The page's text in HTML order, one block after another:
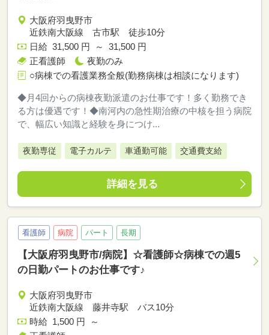
大阪府羽曳野市
近鉄南大阪線 古市駅 徒歩10分
日給 31,500 円 ～ 31,500 円
正看護師
夜勤のみ
○病棟での看護業務全般(勤務病棟は相談になります)
◆月4回からの病棟夜勤派遣のお仕事です！多く勤務でき
る方は優遇です！◆南河内の急性期治療の中核を担う病院
で、幅広い知識と経験を身につけ...
夜勤専従 電子カルテ 車通勤可能 交通費支給
詳細を見る
看護師 病院 パート 長期
【大阪府羽曳野市/病院】☆看護師☆病棟での週5
の日勤パートのお仕事です♪
大阪府羽曳野市
近鉄南大阪線 藤井寺駅 バス10分
時給 1,500 円 ～